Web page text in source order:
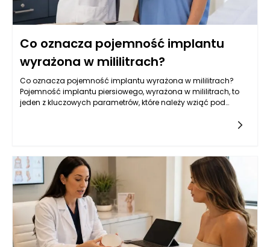
Co oznacza pojemność implantu
wyrażona w mililitrach?
Co oznacza pojemność implantu wyrażona w mililitrach?
Pojemność implantu piersiowego, wyrażona w mililitrach, to
jeden z kluczowych parametrów, które należy wziąć pod